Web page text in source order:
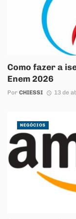
Como fazer a
Enem 2026
Por CHIESSI 13 de
NEGÓCIOS